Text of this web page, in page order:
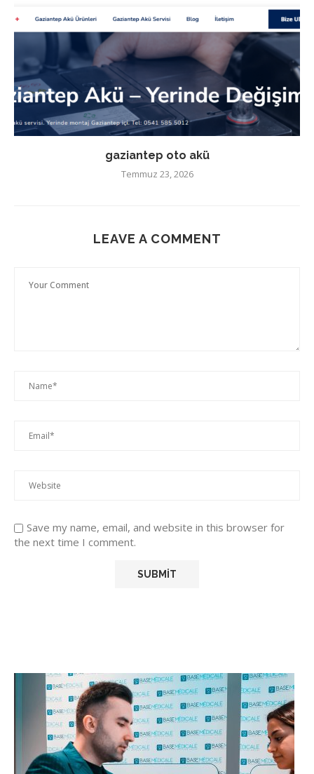
gaziantep oto akü
Temmuz 23, 2026
LEAVE A COMMENT
Save my name, email, and website in this browser for
the next time I comment.